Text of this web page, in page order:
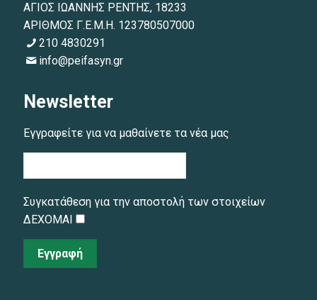
ΑΓΙΟΣ ΙΩΑΝΝΗΣ ΡΕΝΤΗΣ, 18233
ΑΡΙΘΜΟΣ Γ.Ε.Μ.Η. 123780507000
210 4830291
info@peifasyn.gr
Newsletter
Εγγραφείτε για να μαθαίνετε τα νέα μας
Συγκατάθεση για την αποστολή των στοιχείων
ΔΕΧΟΜΑΙ
Εγγραφή